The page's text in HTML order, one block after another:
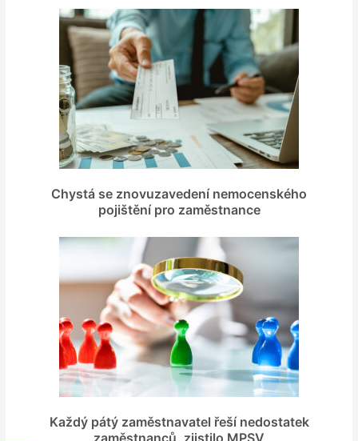
Chystá se znovuzavedení nemocenského
pojištění pro zaměstnance
Každý pátý zaměstnavatel řeší nedostatek
zaměstnanců, zjistilo MPSV